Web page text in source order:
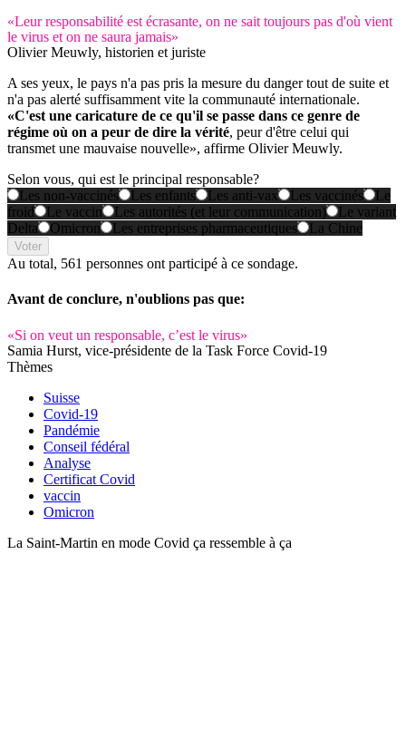
«Leur responsabilité est écrasante, on ne sait toujours pas d'où vient
le virus et on ne saura jamais»
Olivier Meuwly, historien et juriste
A ses yeux, le pays n'a pas pris la mesure du danger tout de suite et
n'a pas alerté suffisamment vite la communauté internationale.
«C'est une caricature de ce qu'il se passe dans ce genre de
régime où on a peur de dire la vérité, peur d'être celui qui
transmet une mauvaise nouvelle», affirme Olivier Meuwly.
Selon vous, qui est le principal responsable?
Les non-vaccinés
Les enfants Les anti-vax Les vaccinés
Le
froid
Le vaccin Les autorités (et leur communication)
Le variant
Delta
Omicron Les entreprises pharmaceutiques La Chine
Voter
Au total, 561 personnes ont participé à ce sondage.
Avant de conclure, n'oublions pas que:
«Si on veut un responsable, c’est le virus»
Samia Hurst, vice-présidente de la Task Force Covid-19
Thèmes
Suisse
Covid-19
Pandémie
Conseil fédéral
Analyse
Certificat Covid
vaccin
Omicron
La Saint-Martin en mode Covid ça ressemble à ça